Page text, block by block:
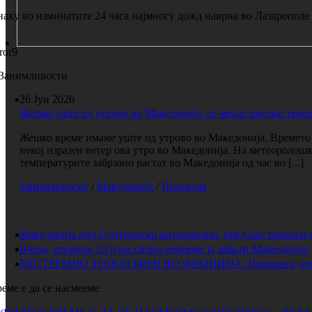
во изминатите 24 часа најмногу дожд наврна во
26 Јун 2026
Жешко уште од утрово во Македонија, се мерат високи
Жешко време имаме уште од утрово во Македонија.
некој изразен ветер ова утро во Македонија. На
температурите забрзано растат во Македонија од час во [...]
Занимливости / Македонија / Прогноза
Македонија под Суптропски антициклон, пред нас тропски
Вчера, вторник 23 јуни силно невреме ја зафати Македонија
ЕКСТРЕМНО ТОПОЛ БРАН ВО ФРАНЦИЈА: Измерени дури
е да се насмееме